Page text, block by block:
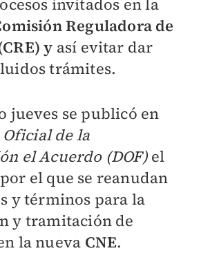
invitados en la
Reguladora de
y así evitar dar
trámites.
jueves se publicó en
de la
el Acuerdo (DOF)el
el que se reanudan
y términos para la
y tramitación de
la nueva CNE.